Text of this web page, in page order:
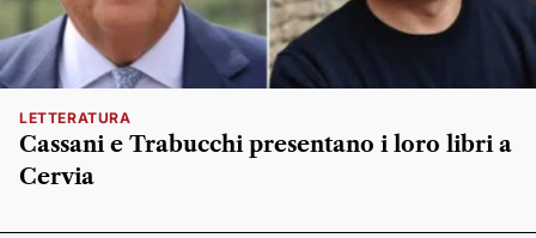
LETTERATURA
Cassani e Trabucchi presentano i loro libri a
Cervia